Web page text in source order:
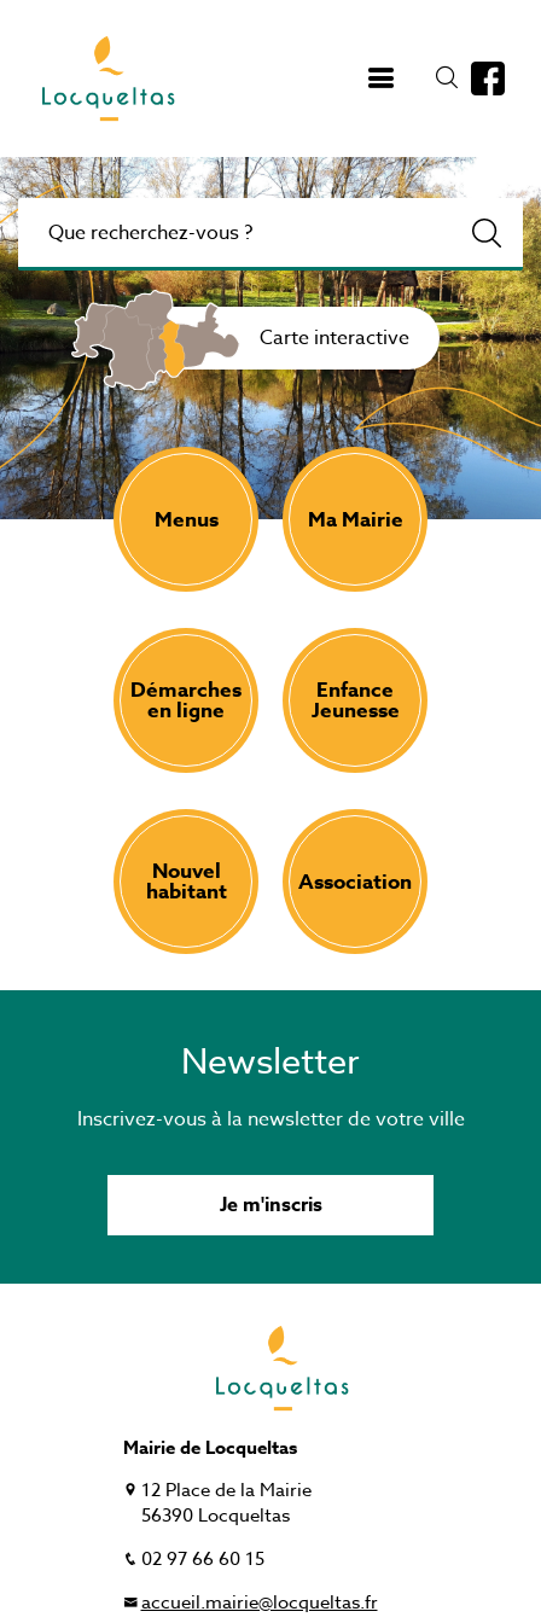
contenu
Carte interactive
Menus Ma Mairie
Démarches
en ligne
Enfance
Jeunesse
Nouvel
habitant Association
Newsletter
Inscrivez-vous à la newsletter de votre ville
Je m'inscris
Mairie de Locqueltas
12 Place de la Mairie
56390 Locqueltas
02 97 66 60 15
accueil.mairie@locqueltas.fr